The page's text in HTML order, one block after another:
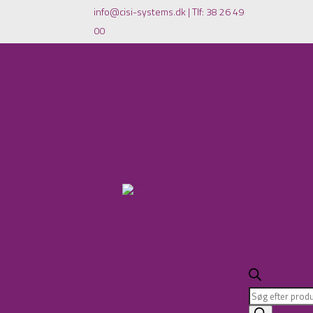
info@cisi-systems.dk |Tlf: 38 26 49
00
Products